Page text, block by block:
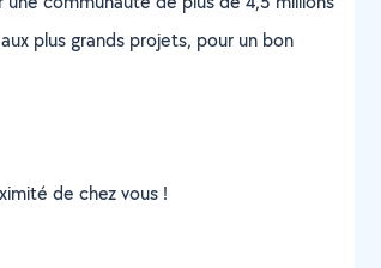
plus grands projets, pour un bon
de chez vous !